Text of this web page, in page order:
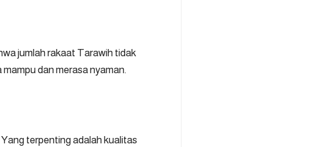
jumlah rakaat Tarawih tidak
dan merasa nyaman.
terpenting adalah kualitas